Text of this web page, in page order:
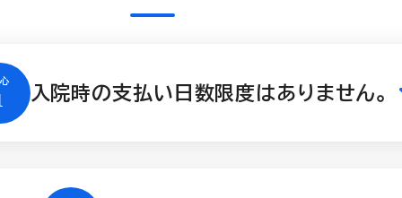
入院時の支払い日数限度はありません。